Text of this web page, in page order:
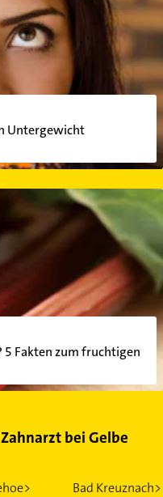
Untergewicht
5 Fakten zum fruchtigen
zum fruchtigen
bei Gelbe
Bad Kreuznach>